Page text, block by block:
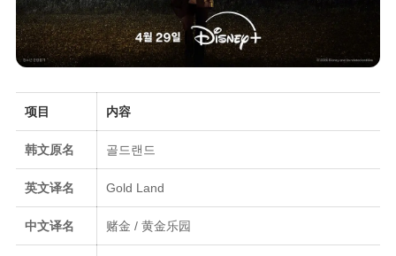
项目 内容
韩文原名 골드랜드
英文译名 Gold Land
中文译名 赌金 / 黄金乐园